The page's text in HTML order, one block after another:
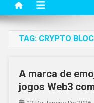
TAG: CRYPTO
A marca de
jogos Web3